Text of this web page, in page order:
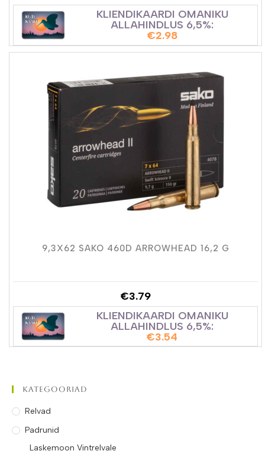
KLIENDIKAARDI OMANIKU
ALLAHINDLUS 6,5%:
€2.98
9,3X62 SAKO 460D ARROWHEAD 16,2 G
€3.79
KLIENDIKAARDI OMANIKU
ALLAHINDLUS 6,5%:
€3.54
Kategooriad
Relvad
Padrunid
Laskemoon Vintrelvale